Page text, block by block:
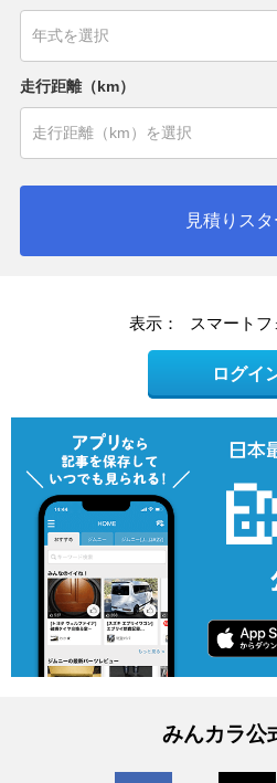
走行距離（km）
見積りスタ
表示： スマートフ
ログイ
みんカラ公